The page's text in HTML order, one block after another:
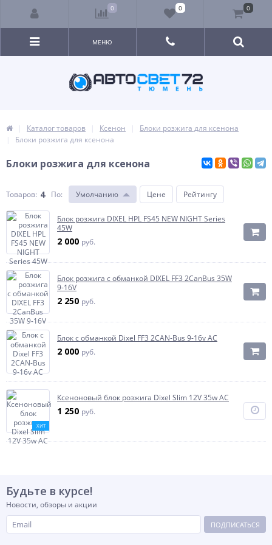
МЕНЮ
Каталог товаров Ксенон
Блоки розжига для ксенона
Блоки розжига для ксенона
Блоки розжига для ксенона
Товаров: 4 По: Умолчанию Цене Рейтингу
Блок розжига DIXEL HPL FS45 NEW NIGHT Series
45W
2 000 руб.
Блок розжига с обманкой DIXEL FF3 2CanBus 35W
9-16V
2 250 руб.
Блок с обманкой Dixel FF3 2CAN-Bus 9-16v AC
2 000 руб.
ХИТ
Ксеноновый блок розжига Dixel Slim 12V 35w AC
1 250 руб.
Будьте в курсе!
Новости, обзоры и акции
ПОДПИСАТЬСЯ
0 0 0